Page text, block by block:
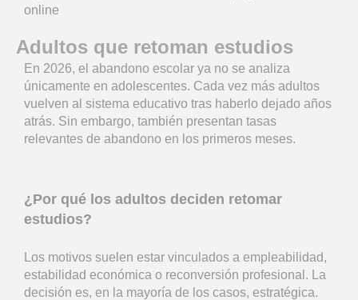
online
Adultos que retoman estudios
En 2026, el abandono escolar ya no se analiza
únicamente en adolescentes. Cada vez más adultos
vuelven al sistema educativo tras haberlo dejado años
atrás. Sin embargo, también presentan tasas
relevantes de abandono en los primeros meses.
¿Por qué los adultos deciden retomar
estudios?
Los motivos suelen estar vinculados a empleabilidad,
estabilidad económica o reconversión profesional. La
decisión es, en la mayoría de los casos, estratégica.